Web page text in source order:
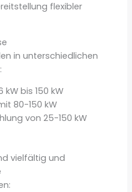
flexibler
in unterschiedlichen
bis 150 kW
80-150 kW
von 25-150 kW
vielfältig und